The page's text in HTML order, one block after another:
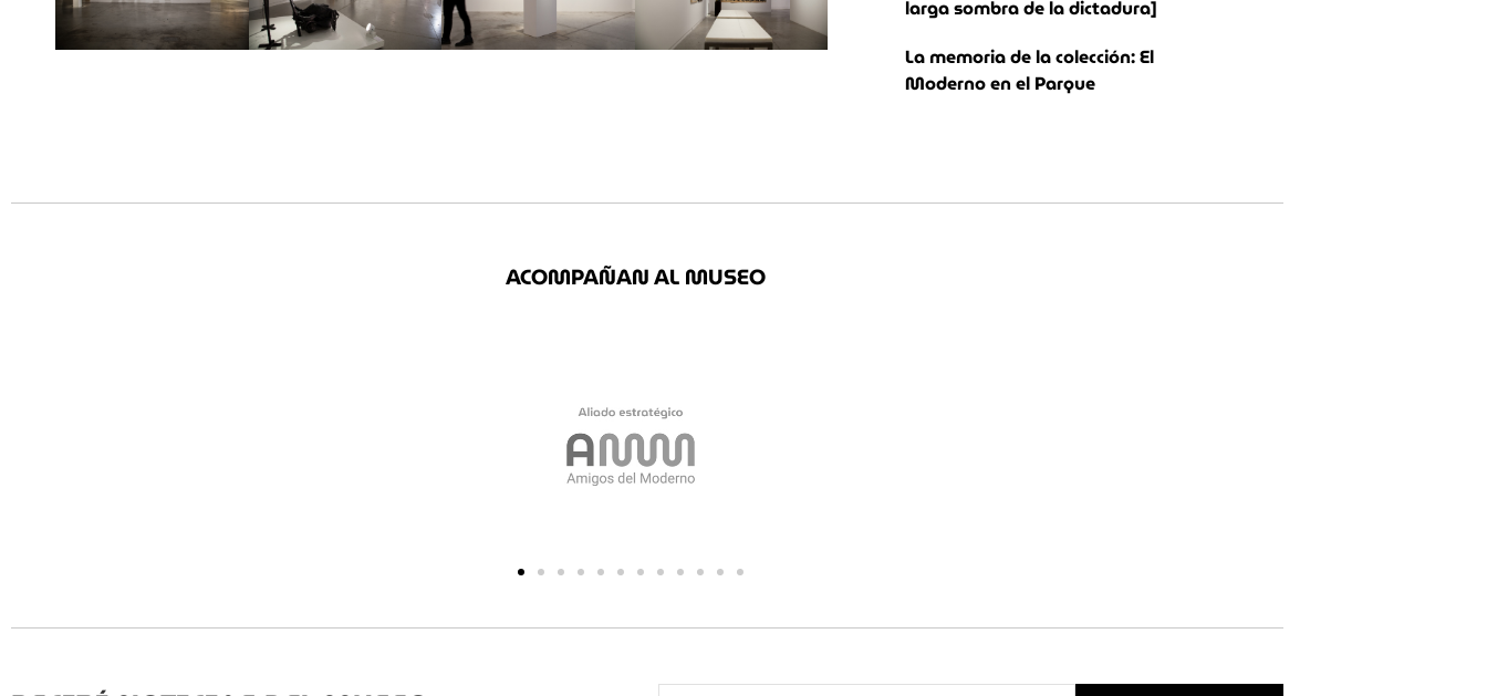
larga sombra de la dictadura]
La memoria de la colección: El
Moderno en el Parque
ACOMPAÑAN AL MUSEO